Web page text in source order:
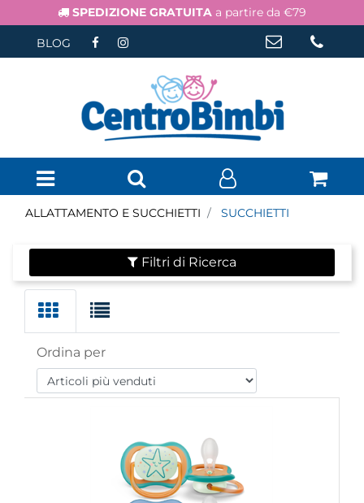
SPEDIZIONE GRATUITA a partire da €79
BLOG
Open menu
ALLATTAMENTO E SUCCHIETTI SUCCHIETTI
Filtri di Ricerca
Ordina per